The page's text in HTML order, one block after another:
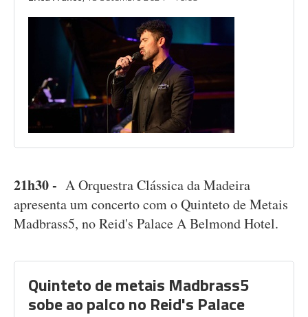
21h30 - A Orquestra Clássica da Madeira
apresenta um concerto com o Quinteto de Metais
Madbrass5, no Reid's Palace A Belmond Hotel.
Quinteto de metais Madbrass5
sobe ao palco no Reid's Palace